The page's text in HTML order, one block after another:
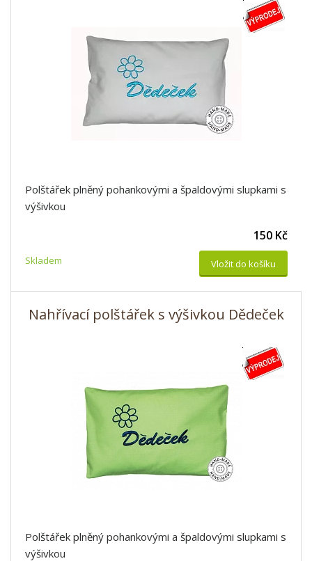
Polštářek plněný pohankovými a špaldovými slupkami s
výšivkou
Skladem
150 Kč
Vložit do košíku
Nahřívací polštářek s výšivkou Dědeček
Polštářek plněný pohankovými a špaldovými slupkami s
výšivkou